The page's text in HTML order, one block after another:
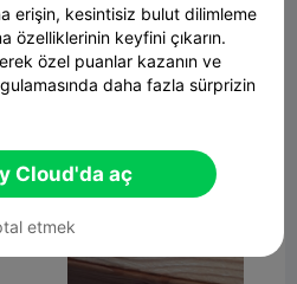
model!
erişin, kesintisiz bulut dilimleme
özelliklerinin keyfini çıkarın.
özel puanlar kazanın ve
daha fazla sürprizin
Cloud'da aç
etmek